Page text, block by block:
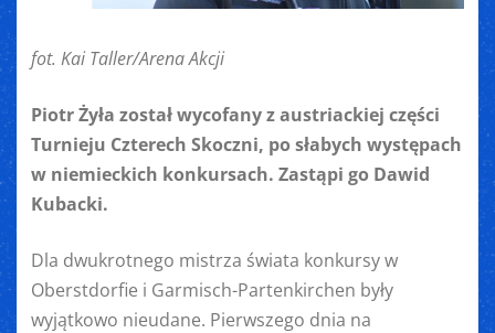
fot. Kai Taller/Arena Akcji
Piotr Żyła został wycofany z austriackiej części
Turnieju Czterech Skoczni, po słabych występach
w niemieckich konkursach. Zastąpi go Dawid
Kubacki.
Dla dwukrotnego mistrza świata konkursy w
Oberstdorfie i Garmisch-Partenkirchen były
wyjątkowo nieudane. Pierwszego dnia na